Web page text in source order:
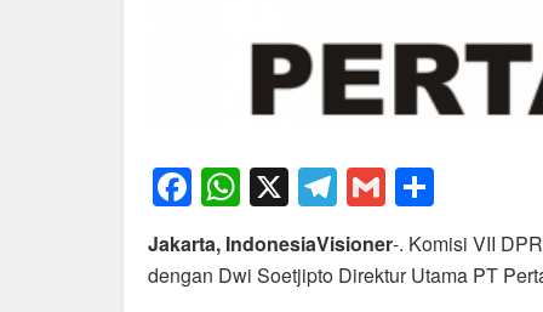
F
a
c
W
h
at
X T
el
e
G
m
ail
h
ar
Jakarta, IndonesiaVisioner-. Komisi VII
dengan Dwi Soetjipto Direktur Utama PT